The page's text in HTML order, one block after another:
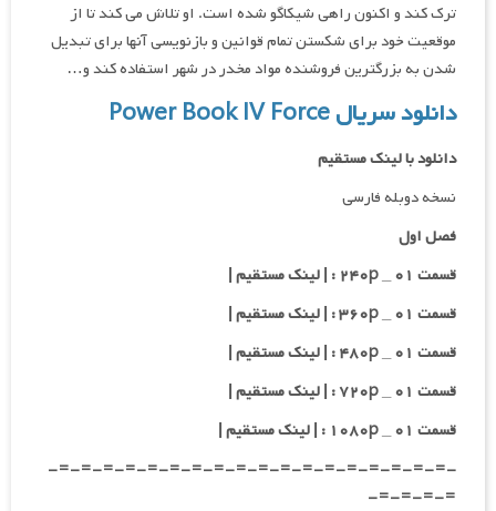
ترک کند و اکنون راهی شیکاگو شده است. او تلاش می کند تا از
موقعیت خود برای شکستن تمام قوانین و بازنویسی آنها برای تبدیل
شدن به بزرگترین فروشنده مواد مخدر در شهر استفاده کند و…
دانلود سریال Power Book IV Force
دانلود با لینک مستقیم
نسخه دوبله فارسی
فصل اول
قسمت ۰۱ _ ۲۴۰p : | لینک مستقیم |
قسمت ۰۱ _ ۳۶۰p : | لینک مستقیم |
قسمت ۰۱ _ ۴۸۰p : | لینک مستقیم |
قسمت ۰۱ _ ۷۲۰p : | لینک مستقیم |
قسمت ۰۱ _ ۱۰۸۰p : | لینک مستقیم |
-=-=-=-=-=-=-=-=-=-=-=-=-=-=-=-=-=-=-
=-=-=-=-